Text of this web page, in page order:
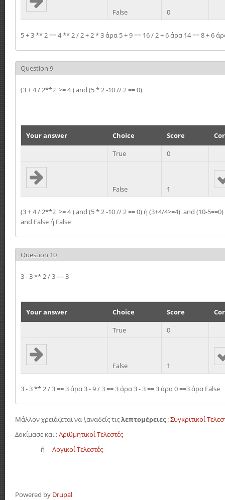
False 0
5 + 3 ** 2 == 4 ** 2 / 2 + 2 * 3 άρα 5 + 9 == 16 / 2 + 6 άρα 14 == 8 + 6
Question 9
(3 + 4 / 2**2 >= 4 ) and (5 * 2 -10 // 2 == 0)
Your answer Choice Score
True
0
False 1
(3 + 4 / 2**2 >= 4 ) and (5 * 2 -10 // 2 == 0) ή (3+4/4>=4) and (10-
and False ή False
Question 10
3 - 3 ** 2 / 3 == 3
Your answer Choice Score
True
0
False 1
3 - 3 ** 2 / 3 == 3 άρα 3 - 9 / 3 == 3 άρα 3 - 3 == 3 άρα 0 ==3 άρα False
Μάλλον χρειάζεται να ξαναδείς τιςλεπτομέρειες:Συγκριτικοί
Δοκίμασε και :Αριθμητικοί Τελεστές
ή Λογικοί Τελεστές
Powered by Drupal